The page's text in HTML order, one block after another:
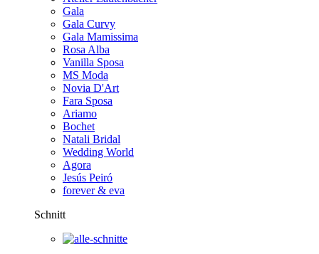
Gala
Gala Curvy
Gala Mamissima
Rosa Alba
Vanilla Sposa
MS Moda
Novia D'Art
Fara Sposa
Ariamo
Bochet
Natali Bridal
Wedding World
Agora
Jesús Peiró
forever & eva
Schnitt